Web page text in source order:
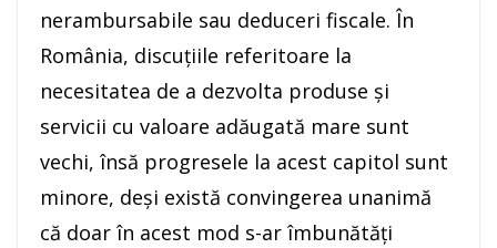
nerambursabile sau deduceri fiscale. În
România, discuţiile referitoare la
necesitatea de a dezvolta produse şi
servicii cu valoare adăugată mare sunt
vechi, însă progresele la acest capitol sunt
minore, deşi există convingerea unanimă
că doar în acest mod s-ar îmbunătăţi